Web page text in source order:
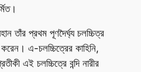
তাঁর প্রথম পূণদৈর্ঘ্য চলচ্চিত্র
এ-চলচ্চিত্রের কাহিনি,
এই চলচ্চিত্রে বন্দি নারীর